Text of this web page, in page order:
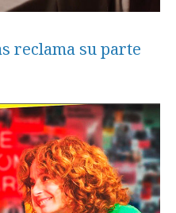
reclama su parte